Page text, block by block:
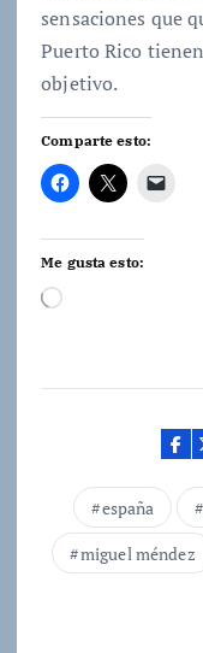
sensaciones que
Puerto Rico
objetivo.
Comparte esto:
Me gusta esto:
C
a
.
españa
miguel méndez